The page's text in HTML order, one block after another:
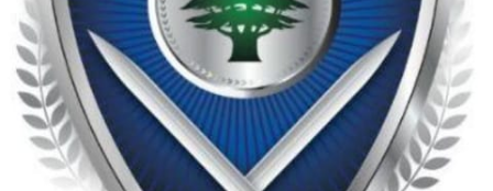
كأس العالم
البرامج
جدول البرامج
شاهد البرامج